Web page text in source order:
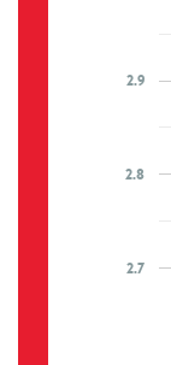
2.7
2.8
2.9